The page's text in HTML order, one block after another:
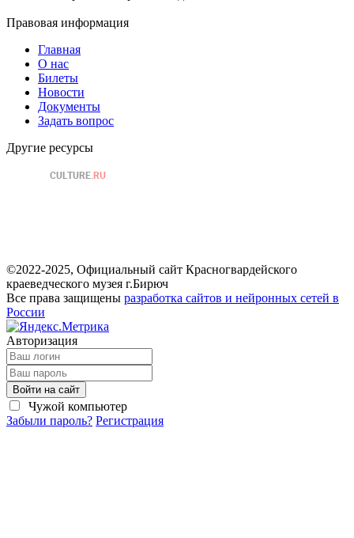
Правовая информация
Главная
О нас
Билеты
Новости
Документы
Задать вопрос
Другие ресурсы
©2022-2025, Официальный сайт Красногвардейского
краеведческого музея г.Бирюч
Все права защищены разработка сайтов и нейронных сетей в
России
Авторизация
Войти на сайт
Чужой компьютер
Забыли пароль? Регистрация